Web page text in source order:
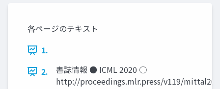
各ページのテキスト
1.
2.
書誌情報 ● ICML 2020 ○
http://proceedings.mlr.press/v119/